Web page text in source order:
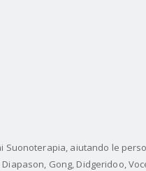
aiutando le
Gong, Didgeridoo,